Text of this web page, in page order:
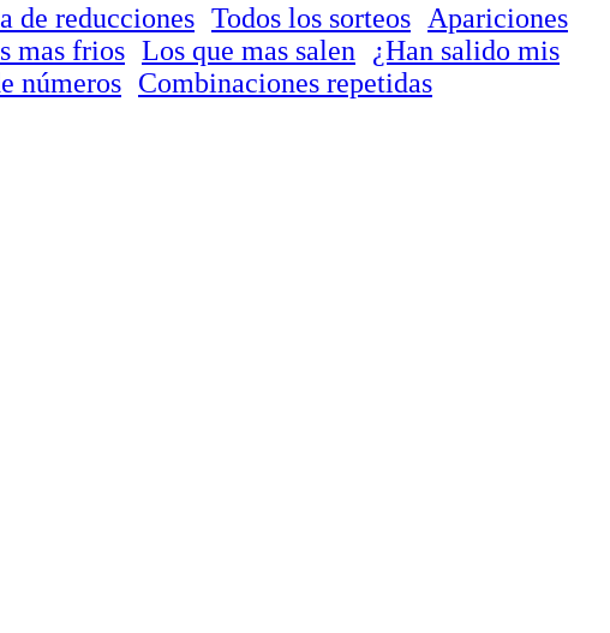
de reducciones Todos los sorteos
Apariciones
mas frios Los que mas salen
¿Han salido mis
números Combinaciones repetidas